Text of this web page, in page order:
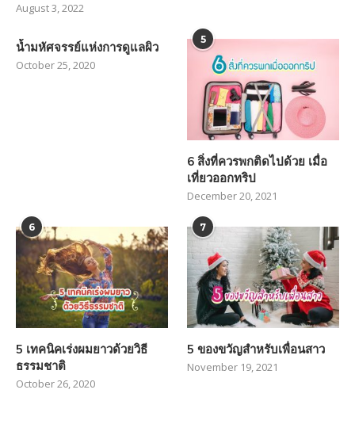
August 3, 2022
น้ำมหัศจรรย์แห่งการดูแลผิว
October 25, 2020
5
6 สิ่งที่ควรพกติดไปด้วย เมื่อ
เที่ยวออกทริป
December 20, 2021
6
5 เทคนิคเร่งผมยาวด้วยวิธี
ธรรมชาติ
October 26, 2020
7
5 ของขวัญสำหรับเพื่อนสาว
November 19, 2021